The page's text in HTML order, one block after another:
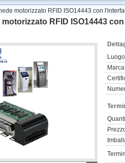
motorizzato RFID ISO14443 con
RFID ISO14443